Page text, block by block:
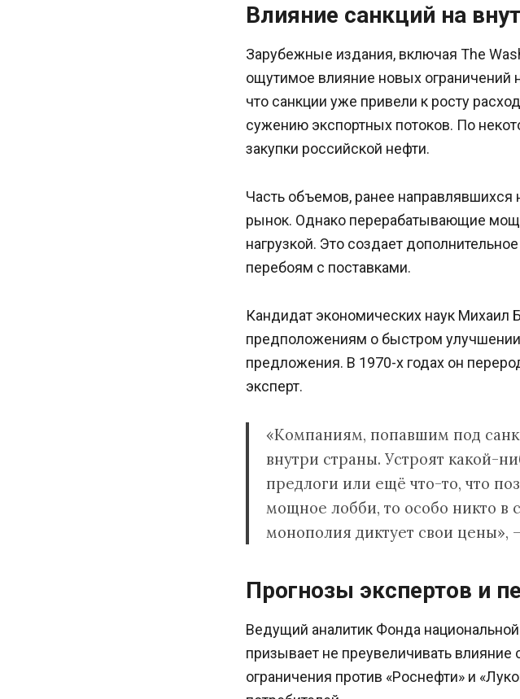
Влияние санкций на
Зарубежные издания, включая The
ощутимое влияние новых ограничений
что санкции уже привели к росту
сужению экспортных потоков. По
закупки российской нефти.
Часть объемов, ранее направлявшихся
рынок. Однако перерабатывающие
нагрузкой. Это создает
перебоям с поставками.
Кандидат экономических наук Михаил
предположениям о быстром
предложения. В 1970-х годах он
эксперт.
«Компаниям, попавшим под
внутри страны. Устроят какой-
предлоги или ещё что-то, что
мощное лобби, то особо никто в
монополия диктует свои цены»,
Прогнозы экспертов и
Ведущий аналитик Фонда
призывает не преувеличивать
ограничения против «Роснефти» и